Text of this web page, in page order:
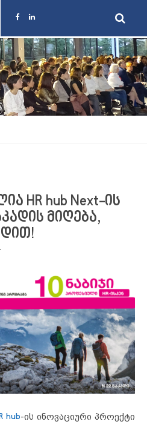
HR hub Next-ის
მიღება,
hub-ის ინოვაციური პროექტი